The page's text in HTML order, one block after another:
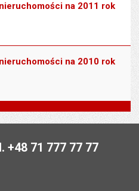
na 2011 rok
na 2010 rok
+48 71 777 77 77